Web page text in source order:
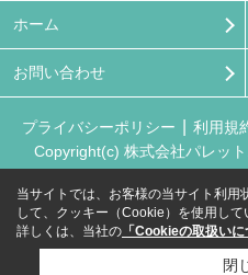
ホーム
お問い合わせ
プライバシーポリシー 利用規
Copyright(c) 株式会社パレッ
当サイトでは、お客様の当サイト利用
して、クッキー（Cookie）を使用して
詳しくは、当社の 「Cookieの取扱いに
閉